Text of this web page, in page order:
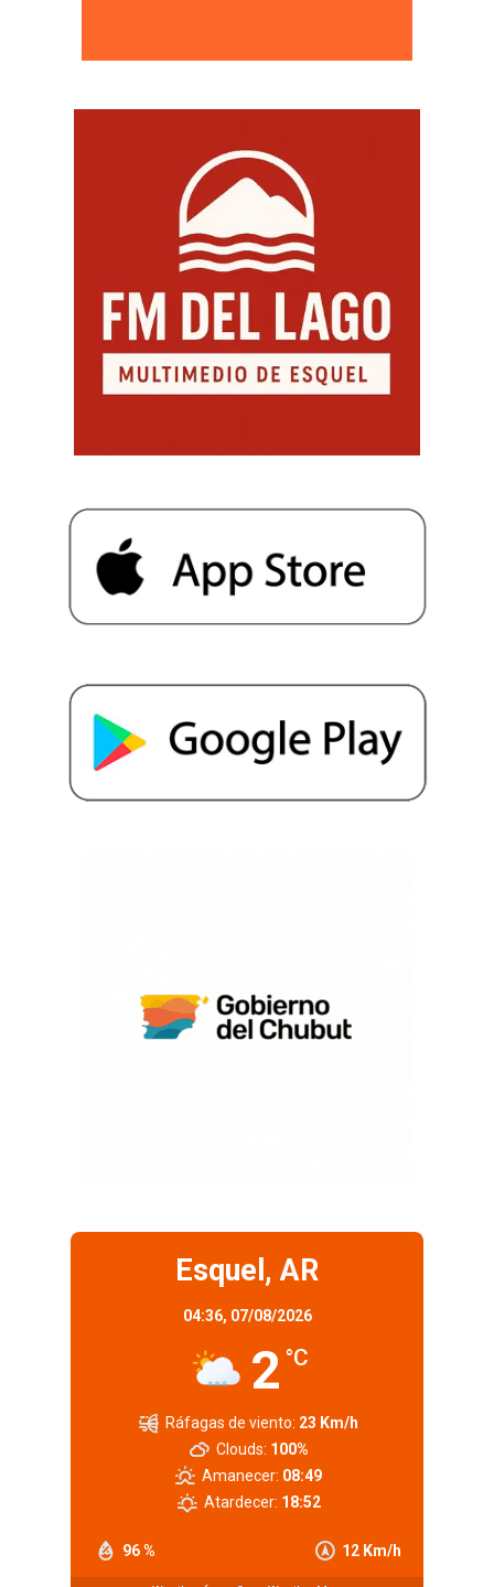
Esquel, AR
04:36, 07/08/2026
2 °C
96 % 12 Km/h
Ráfagas de viento: 23 Km/h
Clouds: 100%
Amanecer: 08:49
Atardecer: 18:52